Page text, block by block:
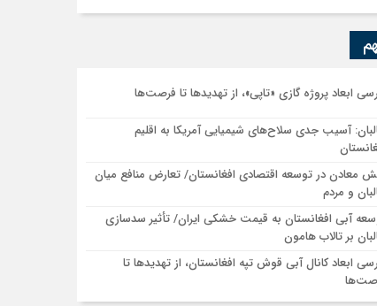
ابعاد پروژه گازی «تاپی»، از تهدیدها تا فرصت‌ها
آسیب جدی سلاح‌های شیمیایی آمریکا به اقلیم
معادن در توسعه اقتصادی افغانستان/ تعارض منافع میان
و مردم
آبی افغانستان به قیمت خشکی ایران/ تأثیر سدسازی
بر تالاب هامون
ابعاد کانال آبی قوش تپه افغانستان، از تهدیدها تا